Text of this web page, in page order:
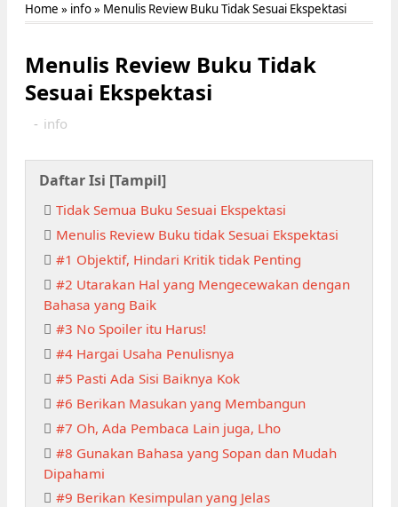
Home » info» Menulis Review Buku Tidak Sesuai Ekspektasi
Menulis Review Buku Tidak
Sesuai Ekspektasi
- info
Daftar Isi [Tampil]
Tidak Semua Buku Sesuai Ekspektasi
Menulis Review Buku tidak Sesuai Ekspektasi
#1 Objektif, Hindari Kritik tidak Penting
#2 Utarakan Hal yang Mengecewakan dengan
Bahasa yang Baik
#3 No Spoiler itu Harus!
#4 Hargai Usaha Penulisnya
#5 Pasti Ada Sisi Baiknya Kok
#6 Berikan Masukan yang Membangun
#7 Oh, Ada Pembaca Lain juga, Lho
#8 Gunakan Bahasa yang Sopan dan Mudah
Dipahami
#9 Berikan Kesimpulan yang Jelas